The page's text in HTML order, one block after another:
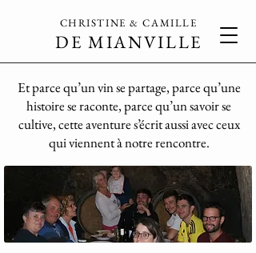
DE MIANVILLE
CHRISTINE & CAMILLE
Et parce qu’un vin se partage, parce qu’une
histoire se raconte, parce qu’un savoir se
cultive, cette aventure s’écrit aussi avec ceux
qui viennent à notre rencontre.